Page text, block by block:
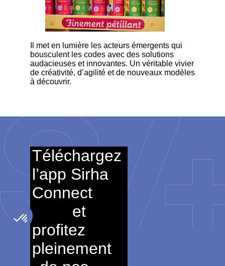
Il met en lumière les acteurs émergents qui
bousculent les codes avec des solutions
audacieuses et innovantes. Un véritable vivier
de créativité, d’agilité et de nouveaux modèles
à découvrir.
Téléchargez
l’app Sirha
Connect
et
profitez
pleinement